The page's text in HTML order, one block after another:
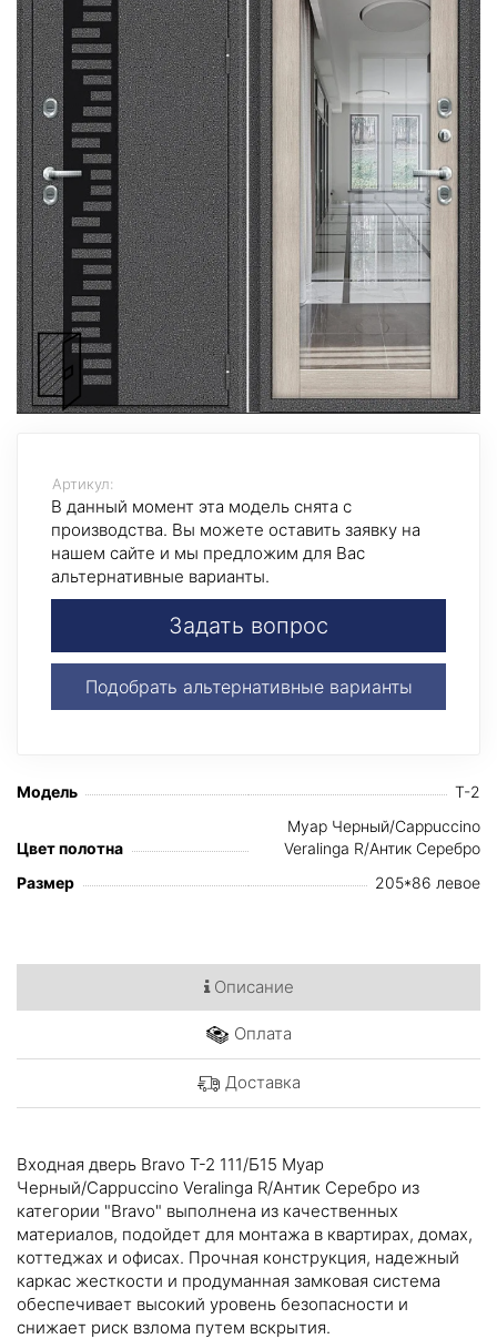
Артикул:
В данный момент эта модель снята с
производства. Вы можете оставить заявку на
нашем сайте и мы предложим для Вас
альтернативные варианты.
Задать вопрос
Подобрать альтернативные варианты
Модель T-2
Цвет полотна
Муар Черный/Cappuccino
Veralinga R/Антик Серебро
Размер
205*86 левое
Описание
Оплата
Доставка
Входная дверь Bravo T-2 111/Б15 Муар
Черный/Cappuccino Veralinga R/Антик Серебро из
категории "Bravo" выполнена из качественных
материалов, подойдет для монтажа в квартирах, домах,
коттеджах и офисах. Прочная конструкция, надежный
каркас жесткости и продуманная замковая система
обеспечивает высокий уровень безопасности и
снижает риск взлома путем вскрытия.